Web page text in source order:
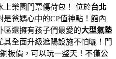
上樂園門票傷荷包！ 位於台北
是爸媽心中的CP值神點！館內
區還擁有孩子們最愛的大型氣墊
其全面升級遮陽設施不怕曬！門
板價，可以玩一整天！不僅公